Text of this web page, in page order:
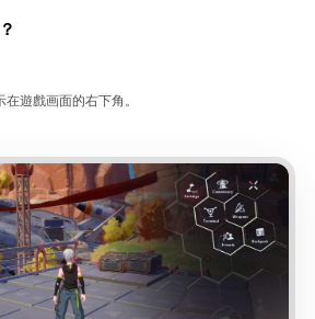
遊戲画面的右下角。